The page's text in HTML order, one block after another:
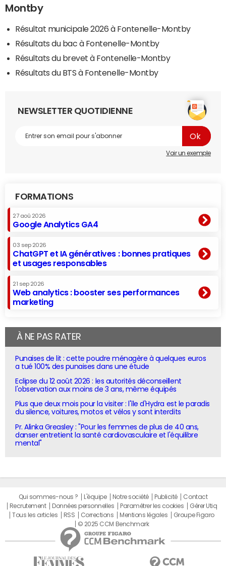
Montby
Résultat municipale 2026 à Fontenelle-Montby
Résultats du bac à Fontenelle-Montby
Résultats du brevet à Fontenelle-Montby
Résultats du BTS à Fontenelle-Montby
NEWSLETTER QUOTIDIENNE
Voir un exemple
FORMATIONS
27 aoû 2026
Google Analytics GA4
03 sep 2026
ChatGPT et IA génératives : bonnes pratiques
et usages responsables
21 sep 2026
Web analytics : booster ses performances
marketing
À NE PAS RATER
Punaises de lit : cette poudre ménagère à quelques euros
a tué 100% des punaises dans une étude
Eclipse du 12 août 2026 : les autorités déconseillent
l'observation aux moins de 3 ans, même équipés
Plus que deux mois pour la visiter : l'île d'Hydra est le paradis
du silence, voitures, motos et vélos y sont interdits
Pr. Alinka Greasley : "Pour les femmes de plus de 40 ans,
danser entretient la santé cardiovasculaire et l'équilibre
mental"
Qui sommes-nous ? L'équipe Notre société Publicité
Contact
Recrutement
Données personnelles Paramétrer les cookies
Gérer Utiq
Tous les articles
RSS Corrections Mentions légales
Groupe Figaro
© 2025 CCM Benchmark